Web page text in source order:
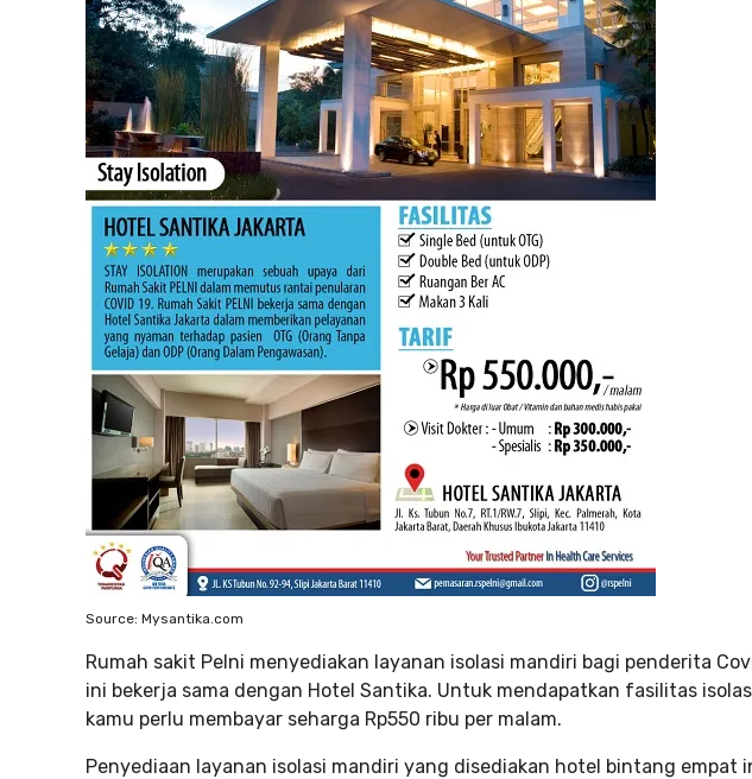
Source: Mysantika.com
Rumah sakit Pelni menyediakan layanan isolasi mandiri bagi penderita
ini bekerja sama dengan Hotel Santika. Untuk mendapatkan fasilitas
kamu perlu membayar seharga Rp550 ribu per malam.
Penyediaan layanan isolasi mandiri yang disediakan hotel bintang empat